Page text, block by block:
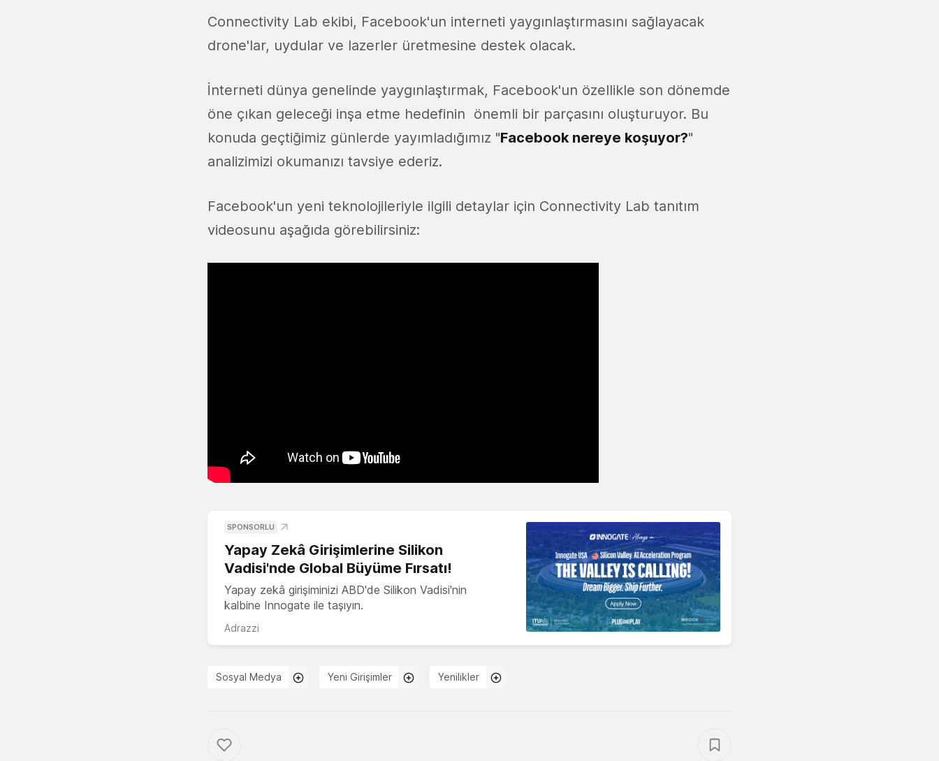
Connectivity Lab ekibi, Facebook'un interneti yaygınlaştırmasını sağlayacak
drone'lar, uydular ve lazerler üretmesine destek olacak.
İnterneti dünya genelinde yaygınlaştırmak, Facebook'un özellikle son dönemde
öne çıkan geleceği inşa etme hedefinin önemli bir parçasını oluşturuyor. Bu
konuda geçtiğimiz günlerde yayımladığımız "Facebook nereye koşuyor?"
analizimizi okumanızı tavsiye ederiz.
Facebook'un yeni teknolojileriyle ilgili detaylar için Connectivity Lab tanıtım
videosunu aşağıda görebilirsiniz:
SPONSORLU
Yapay Zekâ Girişimlerine Silikon
Vadisi'nde Global Büyüme Fırsatı!
Yapay zekâ girişiminizi ABD'de Silikon Vadisi'nin
kalbine Innogate ile taşıyın.
Adrazzi
Sosyal Medya Yeni Girişimler Yenilikler